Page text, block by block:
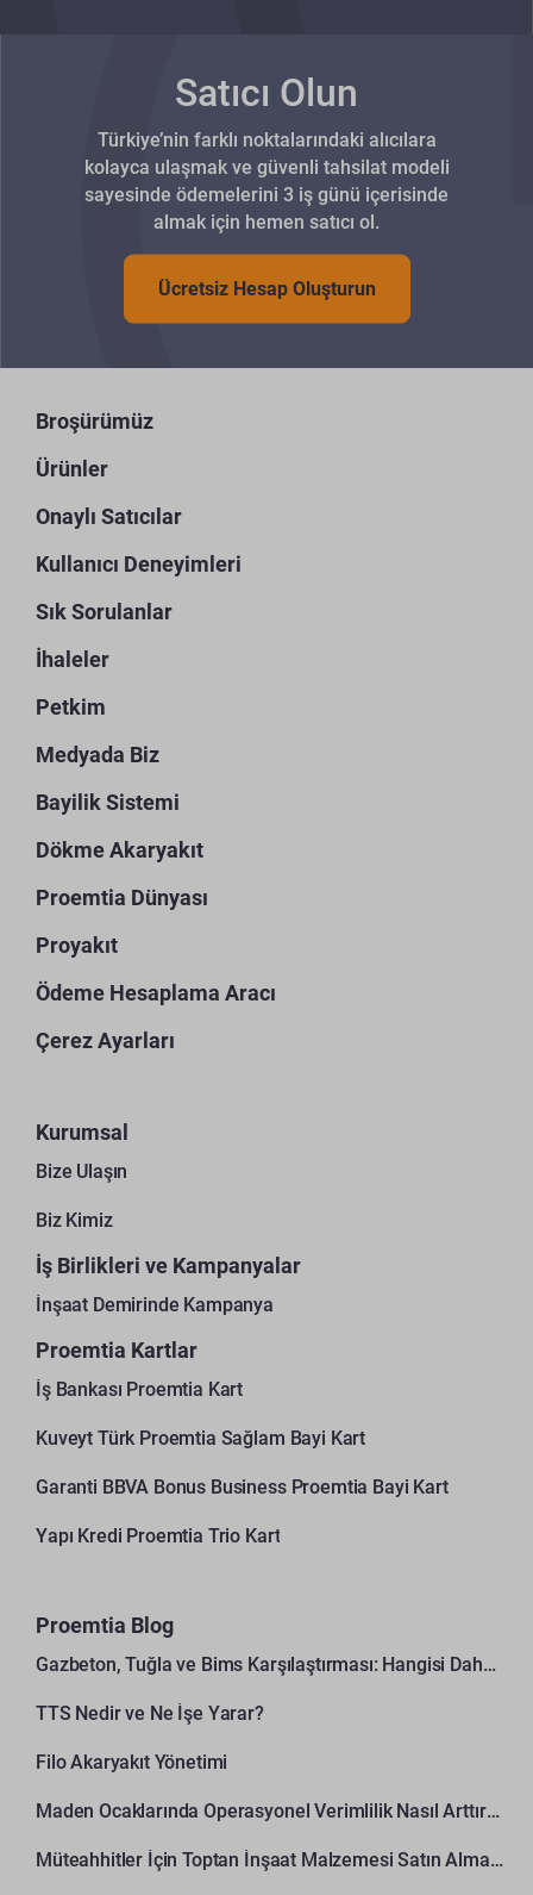
Satıcı Olun
Türkiye’nin farklı noktalarındaki alıcılara
kolayca ulaşmak ve güvenli tahsilat modeli
sayesinde ödemelerini 3 iş günü içerisinde
almak için hemen satıcı ol.
Ücretsiz Hesap Oluşturun
Broşürümüz
Ürünler
Onaylı Satıcılar
Kullanıcı Deneyimleri
Sık Sorulanlar
İhaleler
Petkim
Medyada Biz
Bayilik Sistemi
Dökme Akaryakıt
Proemtia Dünyası
Proyakıt
Ödeme Hesaplama Aracı
Çerez Ayarları
Kurumsal
Bize Ulaşın
Biz Kimiz
İş Birlikleri ve Kampanyalar
İnşaat Demirinde Kampanya
Proemtia Kartlar
İş Bankası Proemtia Kart
Kuveyt Türk Proemtia Sağlam Bayi Kart
Garanti BBVA Bonus Business Proemtia Bayi Kart
Yapı Kredi Proemtia Trio Kart
Proemtia Blog
Gazbeton, Tuğla ve Bims Karşılaştırması: Hangisi Daha Avantajlı?
TTS Nedir ve Ne İşe Yarar?
Filo Akaryakıt Yönetimi
Maden Ocaklarında Operasyonel Verimlilik Nasıl Arttırılır?
Müteahhitler İçin Toptan İnşaat Malzemesi Satın Alma Rehberi